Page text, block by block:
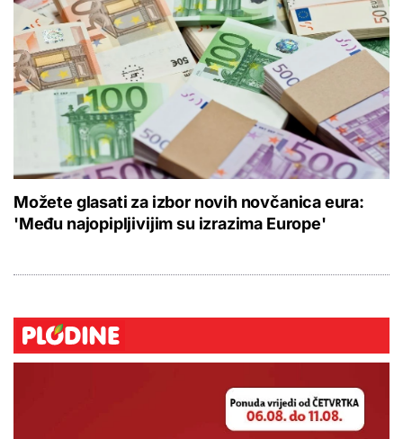
Možete glasati za izbor novih novčanica eura:
'Među najopipljivijim su izrazima Europe'